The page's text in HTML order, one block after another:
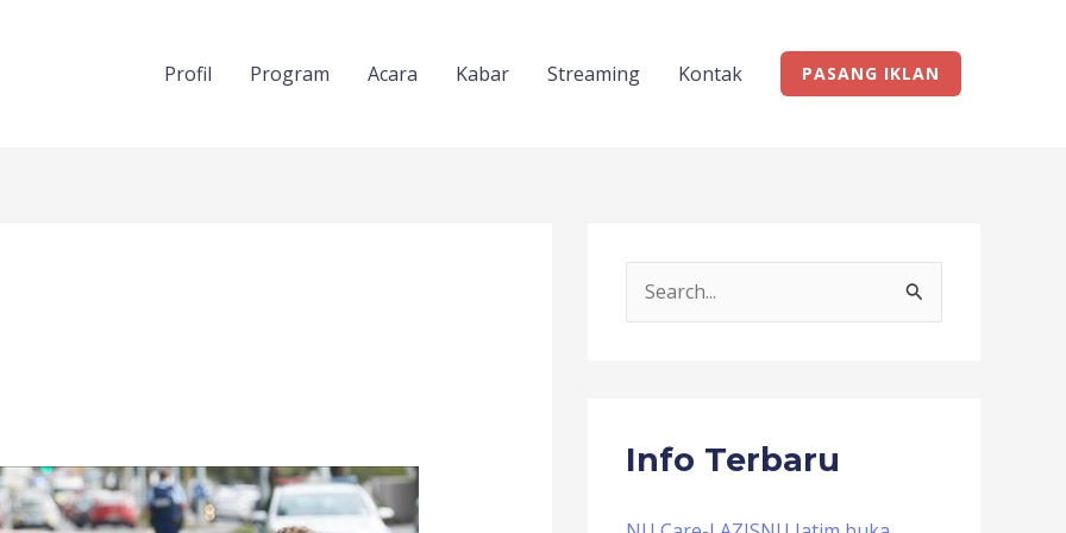
Profil Program Acara Kabar Streaming Kontak PASANG IKLAN
c
f
Info Terbaru